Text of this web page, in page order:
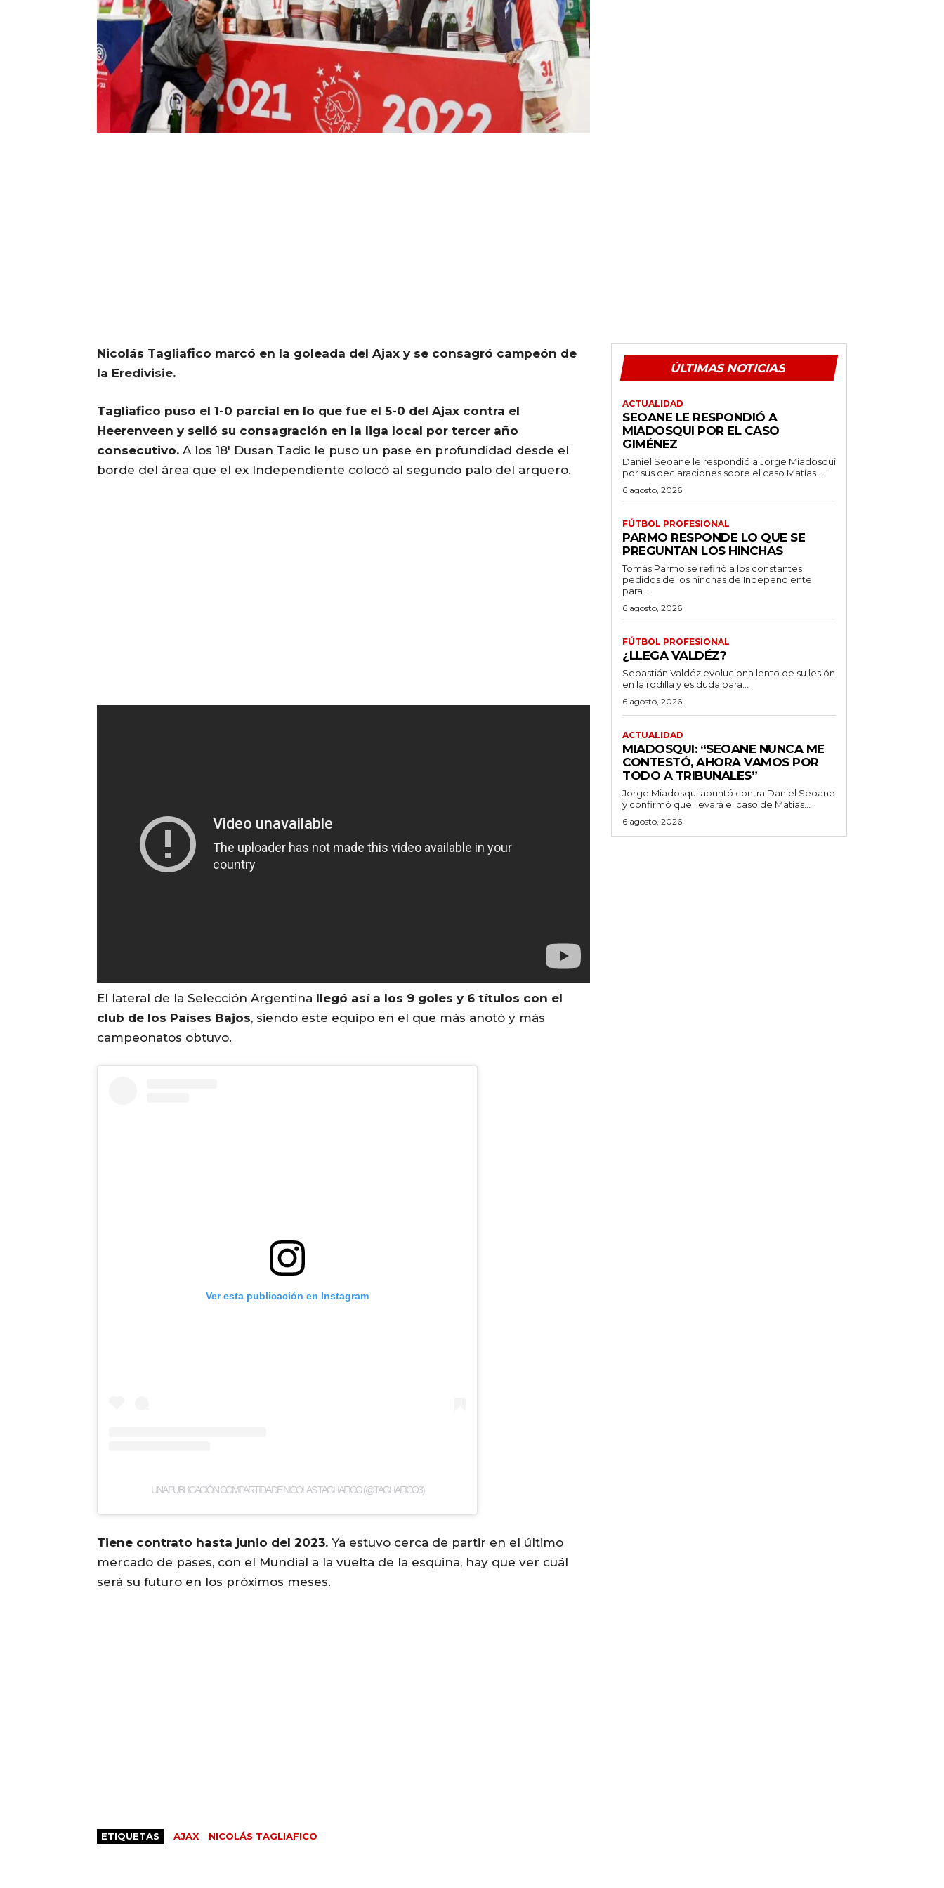
Nicolás Tagliafico marcó en la goleada del Ajax y se consagró campeón de
la Eredivisie.
Tagliafico puso el 1-0 parcial en lo que fue el 5-0 del Ajax contra el
Heerenveen y selló su consagración en la liga local por tercer año
consecutivo. A los 18′ Dusan Tadic le puso un pase en profundidad desde el
borde del área que el ex Independiente colocó al segundo palo del arquero.
El lateral de la Selección Argentina llegó así a los 9 goles y 6 títulos con el
club de los Países Bajos, siendo este equipo en el que más anotó y más
campeonatos obtuvo.
Ver esta publicación en Instagram
UNA PUBLICACIÓN COMPARTIDA DE NICOLAS TAGLIAFICO (@TAGLIAFICO3)
Tiene contrato hasta junio del 2023. Ya estuvo cerca de partir en el último
mercado de pases, con el Mundial a la vuelta de la esquina, hay que ver cuál
será su futuro en los próximos meses.
ETIQUETAS AJAX NICOLÁS TAGLIAFICO
ÚLTIMAS NOTICIAS
ACTUALIDAD
SEOANE LE RESPONDIÓ A
MIADOSQUI POR EL CASO
GIMÉNEZ
Daniel Seoane le respondió a Jorge Miadosqui
por sus declaraciones sobre el caso Matías...
6 agosto, 2026
FÚTBOL PROFESIONAL
PARMO RESPONDE LO QUE SE
PREGUNTAN LOS HINCHAS
Tomás Parmo se refirió a los constantes
pedidos de los hinchas de Independiente
para...
6 agosto, 2026
FÚTBOL PROFESIONAL
¿LLEGA VALDÉZ?
Sebastián Valdéz evoluciona lento de su lesión
en la rodilla y es duda para...
6 agosto, 2026
ACTUALIDAD
MIADOSQUI: “SEOANE NUNCA ME
CONTESTÓ, AHORA VAMOS POR
TODO A TRIBUNALES”
Jorge Miadosqui apuntó contra Daniel Seoane
y confirmó que llevará el caso de Matías...
6 agosto, 2026